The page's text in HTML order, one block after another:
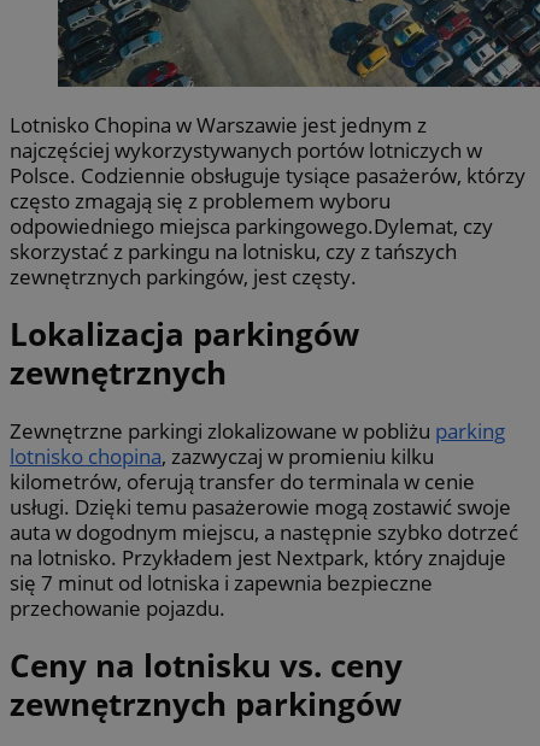
Lotnisko Chopina w Warszawie jest jednym z
najczęściej wykorzystywanych portów lotniczych w
Polsce. Codziennie obsługuje tysiące pasażerów, którzy
często zmagają się z problemem wyboru
odpowiedniego miejsca parkingowego.Dylemat, czy
skorzystać z parkingu na lotnisku, czy z tańszych
zewnętrznych parkingów, jest częsty.
Lokalizacja parkingów
zewnętrznych
Zewnętrzne parkingi zlokalizowane w pobliżu parking
lotnisko chopina, zazwyczaj w promieniu kilku
kilometrów, oferują transfer do terminala w cenie
usługi. Dzięki temu pasażerowie mogą zostawić swoje
auta w dogodnym miejscu, a następnie szybko dotrzeć
na lotnisko. Przykładem jest Nextpark, który znajduje
się 7 minut od lotniska i zapewnia bezpieczne
przechowanie pojazdu.
Ceny na lotnisku vs. ceny
zewnętrznych parkingów